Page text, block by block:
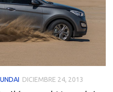
DICIEMBRE 24, 2013